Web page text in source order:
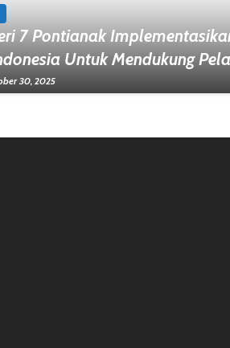
7 Pontianak
Untuk Mendukung
30, 2025